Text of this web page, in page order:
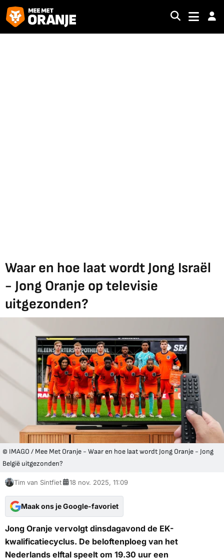
Waar en hoe laat wordt Jong Israël
- Jong Oranje op televisie
uitgezonden?
© IMAGO / Mee Met Oranje - Waar en hoe laat wordt Jong Oranje - Jong
België uitgezonden?
Tim van Sintfiet 18 nov. 2025, 11:09
Maak ons je Google-favoriet
Jong Oranje vervolgt dinsdagavond de EK-
kwalificatiecyclus. De beloftenploeg van het
Nederlands elftal speelt om 19.30 uur een